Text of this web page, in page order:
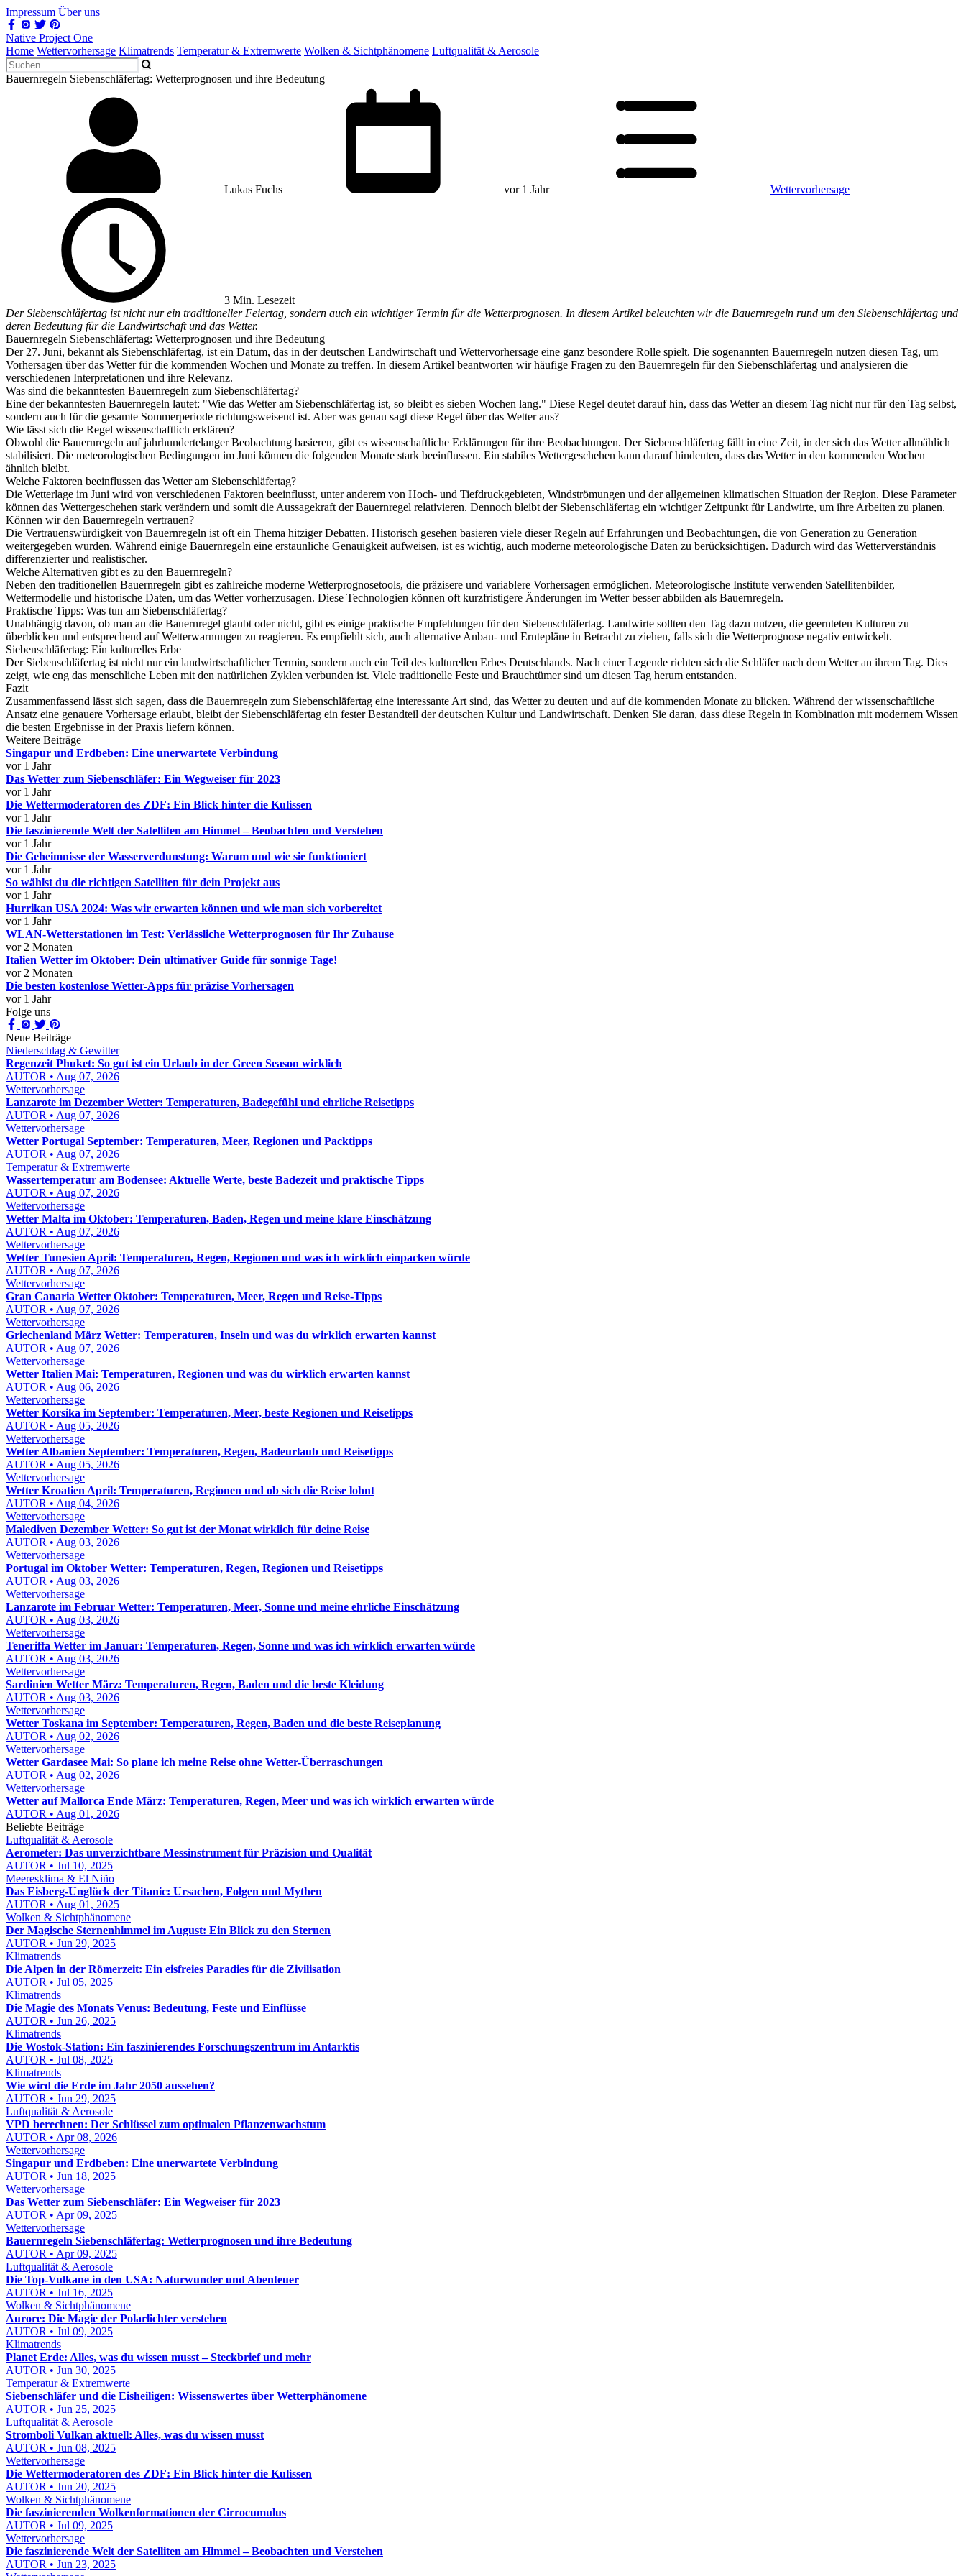
Impressum Über uns
Native Project One
Home Wettervorhersage Klimatrends Temperatur & Extremwerte Wolken & Sichtphänomene Luftqualität & Aerosole
Bauernregeln Siebenschläfertag: Wetterprognosen und ihre Bedeutung
Lukas Fuchs vor 1 Jahr Wettervorhersage
3 Min. Lesezeit
Der Siebenschläfertag ist nicht nur ein traditioneller Feiertag, sondern auch ein wichtiger Termin für die Wetterprognosen. In diesem Artikel beleuchten wir die Bauernregeln rund um den Siebenschläfertag und
deren Bedeutung für die Landwirtschaft und das Wetter.
Bauernregeln Siebenschläfertag: Wetterprognosen und ihre Bedeutung
Der 27. Juni, bekannt als Siebenschläfertag, ist ein Datum, das in der deutschen Landwirtschaft und Wettervorhersage eine ganz besondere Rolle spielt. Die sogenannten Bauernregeln nutzen diesen Tag, um
Vorhersagen über das Wetter für die kommenden Wochen und Monate zu treffen. In diesem Artikel beantworten wir häufige Fragen zu den Bauernregeln für den Siebenschläfertag und analysieren die
verschiedenen Interpretationen und ihre Relevanz.
Was sind die bekanntesten Bauernregeln zum Siebenschläfertag?
Eine der bekanntesten Bauernregeln lautet: "Wie das Wetter am Siebenschläfertag ist, so bleibt es sieben Wochen lang." Diese Regel deutet darauf hin, dass das Wetter an diesem Tag nicht nur für den Tag selbst,
sondern auch für die gesamte Sommerperiode richtungsweisend ist. Aber was genau sagt diese Regel über das Wetter aus?
Wie lässt sich die Regel wissenschaftlich erklären?
Obwohl die Bauernregeln auf jahrhundertelanger Beobachtung basieren, gibt es wissenschaftliche Erklärungen für ihre Beobachtungen. Der Siebenschläfertag fällt in eine Zeit, in der sich das Wetter allmählich
stabilisiert. Die meteorologischen Bedingungen im Juni können die folgenden Monate stark beeinflussen. Ein stabiles Wettergeschehen kann darauf hindeuten, dass das Wetter in den kommenden Wochen
ähnlich bleibt.
Welche Faktoren beeinflussen das Wetter am Siebenschläfertag?
Die Wetterlage im Juni wird von verschiedenen Faktoren beeinflusst, unter anderem von Hoch- und Tiefdruckgebieten, Windströmungen und der allgemeinen klimatischen Situation der Region. Diese Parameter
können das Wettergeschehen stark verändern und somit die Aussagekraft der Bauernregel relativieren. Dennoch bleibt der Siebenschläfertag ein wichtiger Zeitpunkt für Landwirte, um ihre Arbeiten zu planen.
Können wir den Bauernregeln vertrauen?
Die Vertrauenswürdigkeit von Bauernregeln ist oft ein Thema hitziger Debatten. Historisch gesehen basieren viele dieser Regeln auf Erfahrungen und Beobachtungen, die von Generation zu Generation
weitergegeben wurden. Während einige Bauernregeln eine erstaunliche Genauigkeit aufweisen, ist es wichtig, auch moderne meteorologische Daten zu berücksichtigen. Dadurch wird das Wetterverständnis
differenzierter und realistischer.
Welche Alternativen gibt es zu den Bauernregeln?
Neben den traditionellen Bauernregeln gibt es zahlreiche moderne Wetterprognosetools, die präzisere und variablere Vorhersagen ermöglichen. Meteorologische Institute verwenden Satellitenbilder,
Wettermodelle und historische Daten, um das Wetter vorherzusagen. Diese Technologien können oft kurzfristigere Änderungen im Wetter besser abbilden als Bauernregeln.
Praktische Tipps: Was tun am Siebenschläfertag?
Unabhängig davon, ob man an die Bauernregel glaubt oder nicht, gibt es einige praktische Empfehlungen für den Siebenschläfertag. Landwirte sollten den Tag dazu nutzen, die geernteten Kulturen zu
überblicken und entsprechend auf Wetterwarnungen zu reagieren. Es empfiehlt sich, auch alternative Anbau- und Erntepläne in Betracht zu ziehen, falls sich die Wetterprognose negativ entwickelt.
Siebenschläfertag: Ein kulturelles Erbe
Der Siebenschläfertag ist nicht nur ein landwirtschaftlicher Termin, sondern auch ein Teil des kulturellen Erbes Deutschlands. Nach einer Legende richten sich die Schläfer nach dem Wetter an ihrem Tag. Dies
zeigt, wie eng das menschliche Leben mit den natürlichen Zyklen verbunden ist. Viele traditionelle Feste und Brauchtümer sind um diesen Tag herum entstanden.
Fazit
Zusammenfassend lässt sich sagen, dass die Bauernregeln zum Siebenschläfertag eine interessante Art sind, das Wetter zu deuten und auf die kommenden Monate zu blicken. Während der wissenschaftliche
Ansatz eine genauere Vorhersage erlaubt, bleibt der Siebenschläfertag ein fester Bestandteil der deutschen Kultur und Landwirtschaft. Denken Sie daran, dass diese Regeln in Kombination mit modernem Wissen
die besten Ergebnisse in der Praxis liefern können.
Weitere Beiträge
Singapur und Erdbeben: Eine unerwartete Verbindung
vor 1 Jahr
Das Wetter zum Siebenschläfer: Ein Wegweiser für 2023
vor 1 Jahr
Die Wettermoderatoren des ZDF: Ein Blick hinter die Kulissen
vor 1 Jahr
Die faszinierende Welt der Satelliten am Himmel – Beobachten und Verstehen
vor 1 Jahr
Die Geheimnisse der Wasserverdunstung: Warum und wie sie funktioniert
vor 1 Jahr
So wählst du die richtigen Satelliten für dein Projekt aus
vor 1 Jahr
Hurrikan USA 2024: Was wir erwarten können und wie man sich vorbereitet
vor 1 Jahr
WLAN-Wetterstationen im Test: Verlässliche Wetterprognosen für Ihr Zuhause
vor 2 Monaten
Italien Wetter im Oktober: Dein ultimativer Guide für sonnige Tage!
vor 2 Monaten
Die besten kostenlose Wetter-Apps für präzise Vorhersagen
vor 1 Jahr
Folge uns
Neue Beiträge
Niederschlag & Gewitter
Regenzeit Phuket: So gut ist ein Urlaub in der Green Season wirklich
AUTOR • Aug 07, 2026
Wettervorhersage
Lanzarote im Dezember Wetter: Temperaturen, Badegefühl und ehrliche Reisetipps
AUTOR • Aug 07, 2026
Wettervorhersage
Wetter Portugal September: Temperaturen, Meer, Regionen und Packtipps
AUTOR • Aug 07, 2026
Temperatur & Extremwerte
Wassertemperatur am Bodensee: Aktuelle Werte, beste Badezeit und praktische Tipps
AUTOR • Aug 07, 2026
Wettervorhersage
Wetter Malta im Oktober: Temperaturen, Baden, Regen und meine klare Einschätzung
AUTOR • Aug 07, 2026
Wettervorhersage
Wetter Tunesien April: Temperaturen, Regen, Regionen und was ich wirklich einpacken würde
AUTOR • Aug 07, 2026
Wettervorhersage
Gran Canaria Wetter Oktober: Temperaturen, Meer, Regen und Reise-Tipps
AUTOR • Aug 07, 2026
Wettervorhersage
Griechenland März Wetter: Temperaturen, Inseln und was du wirklich erwarten kannst
AUTOR • Aug 07, 2026
Wettervorhersage
Wetter Italien Mai: Temperaturen, Regionen und was du wirklich erwarten kannst
AUTOR • Aug 06, 2026
Wettervorhersage
Wetter Korsika im September: Temperaturen, Meer, beste Regionen und Reisetipps
AUTOR • Aug 05, 2026
Wettervorhersage
Wetter Albanien September: Temperaturen, Regen, Badeurlaub und Reisetipps
AUTOR • Aug 05, 2026
Wettervorhersage
Wetter Kroatien April: Temperaturen, Regionen und ob sich die Reise lohnt
AUTOR • Aug 04, 2026
Wettervorhersage
Malediven Dezember Wetter: So gut ist der Monat wirklich für deine Reise
AUTOR • Aug 03, 2026
Wettervorhersage
Portugal im Oktober Wetter: Temperaturen, Regen, Regionen und Reisetipps
AUTOR • Aug 03, 2026
Wettervorhersage
Lanzarote im Februar Wetter: Temperaturen, Meer, Sonne und meine ehrliche Einschätzung
AUTOR • Aug 03, 2026
Wettervorhersage
Teneriffa Wetter im Januar: Temperaturen, Regen, Sonne und was ich wirklich erwarten würde
AUTOR • Aug 03, 2026
Wettervorhersage
Sardinien Wetter März: Temperaturen, Regen, Baden und die beste Kleidung
AUTOR • Aug 03, 2026
Wettervorhersage
Wetter Toskana im September: Temperaturen, Regen, Baden und die beste Reiseplanung
AUTOR • Aug 02, 2026
Wettervorhersage
Wetter Gardasee Mai: So plane ich meine Reise ohne Wetter-Überraschungen
AUTOR • Aug 02, 2026
Wettervorhersage
Wetter auf Mallorca Ende März: Temperaturen, Regen, Meer und was ich wirklich erwarten würde
AUTOR • Aug 01, 2026
Beliebte Beiträge
Luftqualität & Aerosole
Aerometer: Das unverzichtbare Messinstrument für Präzision und Qualität
AUTOR • Jul 10, 2025
Meeresklima & El Niño
Das Eisberg-Unglück der Titanic: Ursachen, Folgen und Mythen
AUTOR • Aug 01, 2025
Wolken & Sichtphänomene
Der Magische Sternenhimmel im August: Ein Blick zu den Sternen
AUTOR • Jun 29, 2025
Klimatrends
Die Alpen in der Römerzeit: Ein eisfreies Paradies für die Zivilisation
AUTOR • Jul 05, 2025
Klimatrends
Die Magie des Monats Venus: Bedeutung, Feste und Einflüsse
AUTOR • Jun 26, 2025
Klimatrends
Die Wostok-Station: Ein faszinierendes Forschungszentrum im Antarktis
AUTOR • Jul 08, 2025
Klimatrends
Wie wird die Erde im Jahr 2050 aussehen?
AUTOR • Jun 29, 2025
Luftqualität & Aerosole
VPD berechnen: Der Schlüssel zum optimalen Pflanzenwachstum
AUTOR • Apr 08, 2026
Wettervorhersage
Singapur und Erdbeben: Eine unerwartete Verbindung
AUTOR • Jun 18, 2025
Wettervorhersage
Das Wetter zum Siebenschläfer: Ein Wegweiser für 2023
AUTOR • Apr 09, 2025
Wettervorhersage
Bauernregeln Siebenschläfertag: Wetterprognosen und ihre Bedeutung
AUTOR • Apr 09, 2025
Luftqualität & Aerosole
Die Top-Vulkane in den USA: Naturwunder und Abenteuer
AUTOR • Jul 16, 2025
Wolken & Sichtphänomene
Aurore: Die Magie der Polarlichter verstehen
AUTOR • Jul 09, 2025
Klimatrends
Planet Erde: Alles, was du wissen musst – Steckbrief und mehr
AUTOR • Jun 30, 2025
Temperatur & Extremwerte
Siebenschläfer und die Eisheiligen: Wissenswertes über Wetterphänomene
AUTOR • Jun 25, 2025
Luftqualität & Aerosole
Stromboli Vulkan aktuell: Alles, was du wissen musst
AUTOR • Jun 08, 2025
Wettervorhersage
Die Wettermoderatoren des ZDF: Ein Blick hinter die Kulissen
AUTOR • Jun 20, 2025
Wolken & Sichtphänomene
Die faszinierenden Wolkenformationen der Cirrocumulus
AUTOR • Jul 09, 2025
Wettervorhersage
Die faszinierende Welt der Satelliten am Himmel – Beobachten und Verstehen
AUTOR • Jun 23, 2025